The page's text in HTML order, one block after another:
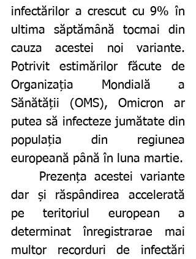
infectărilor a crescut cu 9% în
ultima săptămână tocmai din
cauza acestei noi variante.
Potrivit estimărilor făcute de
Organizația Mondială a
Sănătății (OMS), Omicron ar
putea să infecteze jumătate din
populația din regiunea
dar și răspândirea accelerată
pe teritoriul european a
determinat înregistrarae mai
multor recorduri de infectări